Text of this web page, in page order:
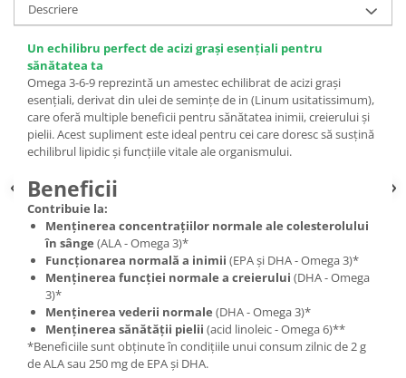
Descriere
Un echilibru perfect de acizi grași esențiali pentru
sănătatea ta
Omega 3-6-9 reprezintă un amestec echilibrat de acizi grași
esențiali, derivat din ulei de semințe de in (Linum usitatissimum),
care oferă multiple beneficii pentru sănătatea inimii, creierului și
pielii. Acest supliment este ideal pentru cei care doresc să susțină
echilibrul lipidic și funcțiile vitale ale organismului.
Beneficii
Contribuie la:
Menținerea concentrațiilor normale ale colesterolului
în sânge (ALA - Omega 3)*
Funcționarea normală a inimii (EPA și DHA - Omega 3)*
Menținerea funcției normale a creierului (DHA - Omega
3)*
Menținerea vederii normale (DHA - Omega 3)*
Menținerea sănătății pielii (acid linoleic - Omega 6)**
*Beneficiile sunt obținute în condițiile unui consum zilnic de 2 g
de ALA sau 250 mg de EPA și DHA.